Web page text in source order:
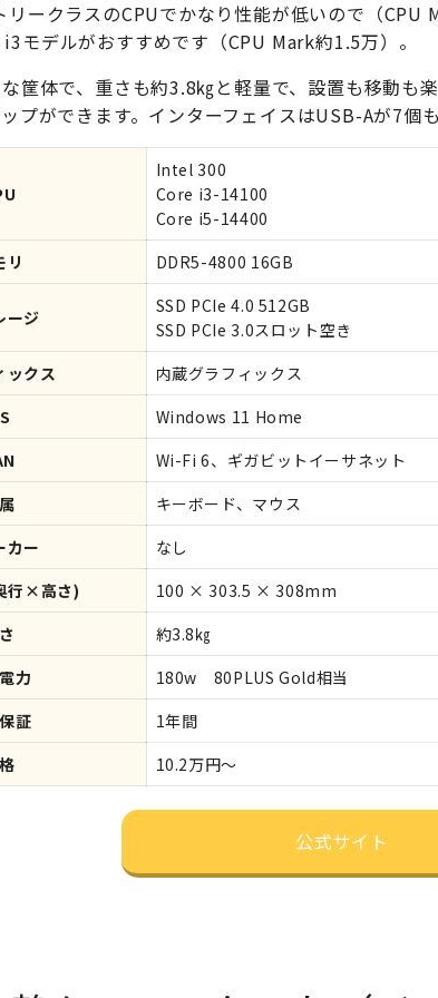
ークラスのCPUでかなり性能が低いので（CPU
モデルがおすすめです（CPU Mark約1.5万）。
筐体で、重さも約3.8㎏と軽量で、設置も移動も
プができます。インターフェイスはUSB-Aが7個
Intel 300
Core i3-14100
Core i5-14400
リ
DDR5-4800 16GB
ージ
SSD PCIe 4.0 512GB
SSD PCIe 3.0スロット空き
ックス
内蔵グラフィックス
Windows 11 Home
Wi-Fi 6、ギガビットイーサネット
キーボード、マウス
カー
なし
行×高さ)
100 × 303.5 × 308mm
約3.8㎏
力
180w 80PLUS Gold相当
証
1年間
10.2万円～
公式サイト